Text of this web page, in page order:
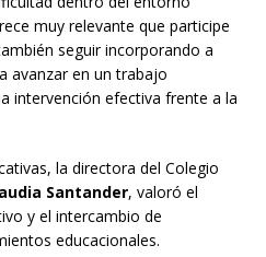
muy relevante que participe
seguir incorporando a
avanzar en un trabajo
intervención efectiva frente a la
la directora del Colegio
Santander, valoró el
y el intercambio de
educacionales.